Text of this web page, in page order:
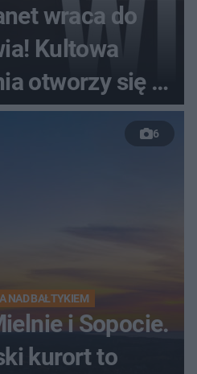
wraca do
Kultowa
otworzy się w
miejscu
6
NAD BAŁTYKIEM
i Sopocie.
kurort to